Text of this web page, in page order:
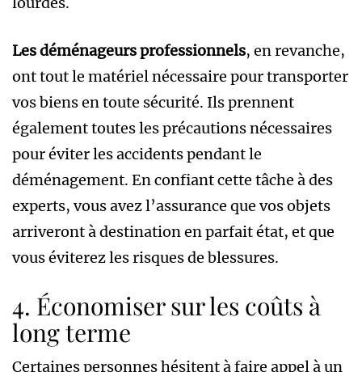
Les déménageurs professionnels, en revanche,
ont tout le matériel nécessaire pour transporter
vos biens en toute sécurité. Ils prennent
également toutes les précautions nécessaires
pour éviter les accidents pendant le
déménagement. En confiant cette tâche à des
experts, vous avez l’assurance que vos objets
arriveront à destination en parfait état, et que
vous éviterez les risques de blessures.
4. Économiser sur les coûts à
long terme
Certaines personnes hésitent à faire appel à un